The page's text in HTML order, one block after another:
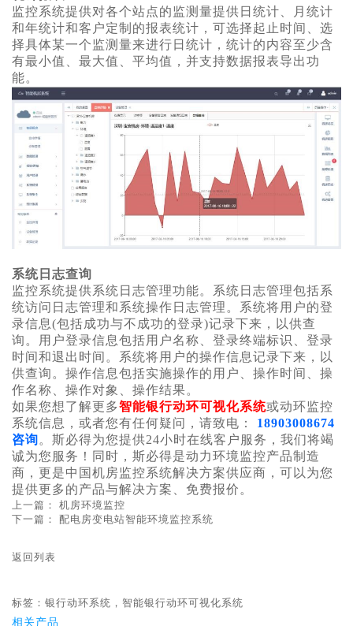
监控系统提供对各个站点的监测量提供日统计、月统计
和年统计和客户定制的报表统计，可选择起止时间、选
择具体某一个监测量来进行日统计，统计的内容至少含
有最小值、最大值、平均值，并支持数据报表导出功
能。
系统日志查询
监控系统提供系统日志管理功能。系统日志管理包括系
统访问日志管理和系统操作日志管理。系统将用户的登
录信息(包括成功与不成功的登录)记录下来，以供查
询。用户登录信息包括用户名称、登录终端标识、登录
时间和退出时间。系统将用户的操作信息记录下来，以
供查询。操作信息包括实施操作的用户、操作时间、操
作名称、操作对象、操作结果。
如果您想了解更多智能银行动环可视化系统或动环监控
系统信息，或者您有任何疑问，请致电：
18903008674
咨询。斯必得为您提供24小时在线客户服务，我们将竭
诚为您服务！同时，斯必得是动力环境监控产品制造
商，更是中国机房监控系统解决方案供应商，可以为您
提供更多的产品与解决方案、免费报价。
上一篇： 机房环境监控
下一篇： 配电房变电站智能环境监控系统
返回列表
标签： 银行动环系统，智能银行动环可视化系统
相关产品